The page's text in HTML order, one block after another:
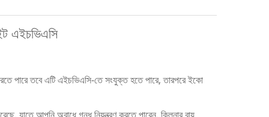
এইচভিএসি
পারে তবে এটি এইচভিএসি-তে সংযুক্ত হতে পারে, তারপরে ইকো